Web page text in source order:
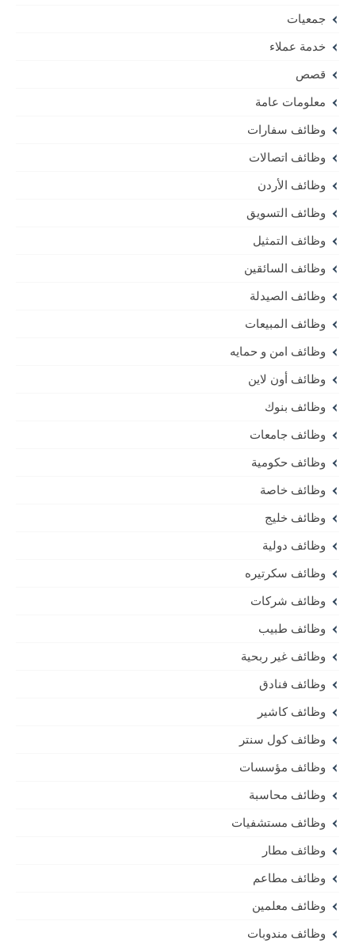
جمعيات
خدمة عملاء
قصص
معلومات عامة
وظائف سفارات
وظائف اتصالات
وظائف الأردن
وظائف التسويق
وظائف التمثيل
وظائف السائقين
وظائف الصيدلة
وظائف المبيعات
وظائف امن و حمايه
وظائف أون لاين
وظائف بنوك
وظائف جامعات
وظائف حكومية
وظائف خاصة
وظائف خليج
وظائف دولية
وظائف سكرتيره
وظائف شركات
وظائف طبيب
وظائف غير ربحية
وظائف فنادق
وظائف كاشير
وظائف كول سنتر
وظائف مؤسسات
وظائف محاسبة
وظائف مستشفيات
وظائف مطار
وظائف مطاعم
وظائف معلمين
وظائف مندوبات